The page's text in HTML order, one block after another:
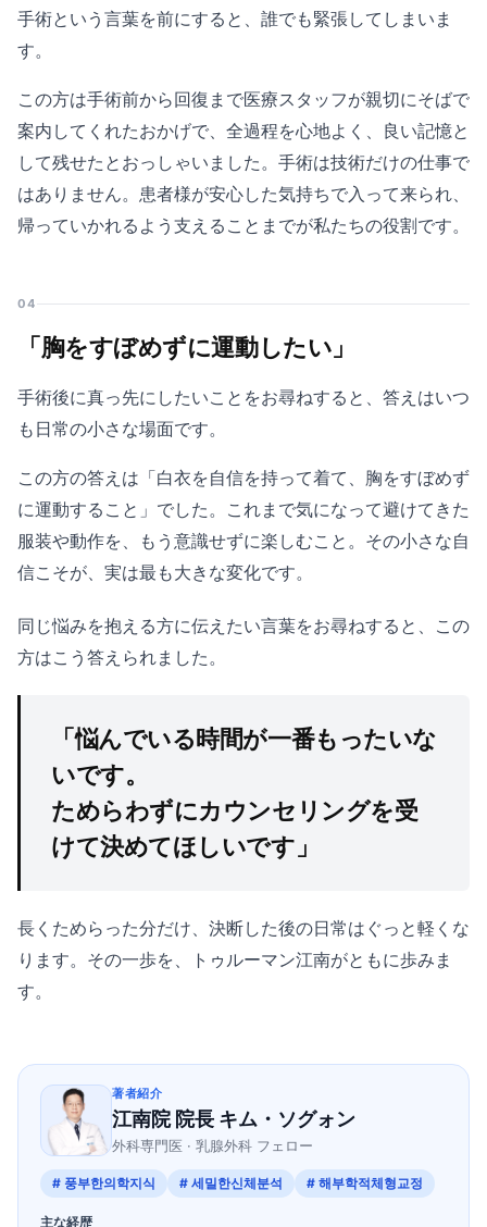
手術という言葉を前にすると、誰でも緊張してしまいま
す。
この方は手術前から回復まで医療スタッフが親切にそばで
案内してくれたおかげで、全過程を心地よく、良い記憶と
して残せたとおっしゃいました。手術は技術だけの仕事で
はありません。患者様が安心した気持ちで入って来られ、
帰っていかれるよう支えることまでが私たちの役割です。
04
「胸をすぼめずに運動したい」
手術後に真っ先にしたいことをお尋ねすると、答えはいつ
も日常の小さな場面です。
この方の答えは「白衣を自信を持って着て、胸をすぼめず
に運動すること」でした。これまで気になって避けてきた
服装や動作を、もう意識せずに楽しむこと。その小さな自
信こそが、実は最も大きな変化です。
同じ悩みを抱える方に伝えたい言葉をお尋ねすると、この
方はこう答えられました。
「悩んでいる時間が一番もったいな
いです。
ためらわずにカウンセリングを受
けて決めてほしいです」
長くためらった分だけ、決断した後の日常はぐっと軽くな
ります。その一歩を、トゥルーマン江南がともに歩みま
す。
著者紹介
江南院 院長 キム・ソグォン
外科専門医 · 乳腺外科 フェロー
# 풍부한의학지식 # 세밀한신체분석 # 해부학적체형교정
主な経歴